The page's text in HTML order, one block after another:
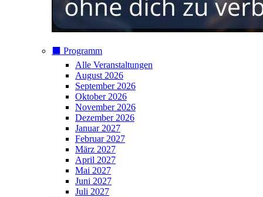
⬛️ Programm
Alle Veranstaltungen
August 2026
September 2026
Oktober 2026
November 2026
Dezember 2026
Januar 2027
Februar 2027
März 2027
April 2027
Mai 2027
Juni 2027
Juli 2027